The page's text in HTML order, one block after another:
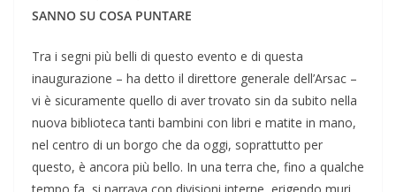
SANNO SU COSA PUNTARE
Tra i segni più belli di questo evento e di questa
inaugurazione – ha detto il direttore generale dell’Arsac –
vi è sicuramente quello di aver trovato sin da subito nella
nuova biblioteca tanti bambini con libri e matite in mano,
nel centro di un borgo che da oggi, soprattutto per
questo, è ancora più bello. In una terra che, fino a qualche
tempo fa, si narrava con divisioni interne, erigendo muri